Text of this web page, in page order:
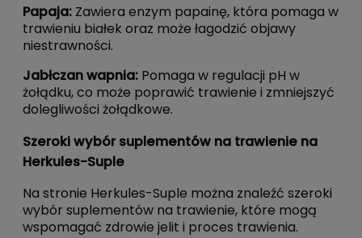
Papaja: Zawiera enzym papainę, która pomaga w
trawieniu białek oraz może łagodzić objawy
niestrawności.
Jabłczan wapnia: Pomaga w regulacji pH w
żołądku, co może poprawić trawienie i zmniejszyć
dolegliwości żołądkowe.
Szeroki wybór suplementów na trawienie na
Herkules-Suple
Na stronie Herkules-Suple można znaleźć szeroki
wybór suplementów na trawienie, które mogą
wspomagać zdrowie jelit i proces trawienia.